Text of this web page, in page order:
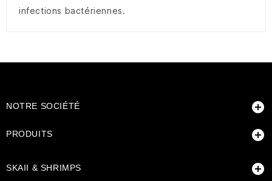
infections bactériennes.
NOTRE SOCIÉTÉ 
PRODUITS 
SKAII & SHRIMPS 